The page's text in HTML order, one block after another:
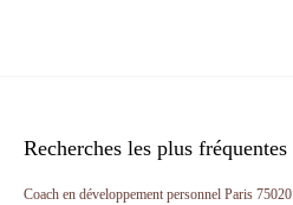
Recherches les plus fréquentes
Coach en développement personnel Paris 75020